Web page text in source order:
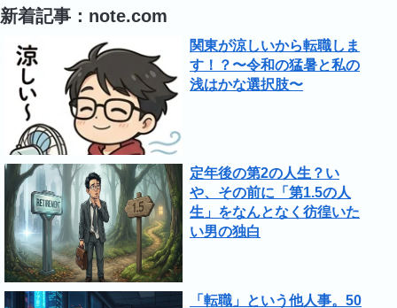
新着記事：note.com
関東が涼しいから転職しま
す！？〜令和の猛暑と私の
浅はかな選択肢〜
定年後の第2の人生？い
や、その前に「第1.5の人
生」をなんとなく彷徨いた
い男の独白
「転職」という他人事。50